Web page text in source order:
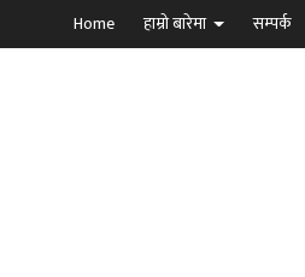
Home हाम्रो बारेमा सम्पर्क